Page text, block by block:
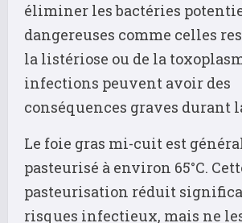
éliminer les bactéries
dangereuses comme celles
la listériose ou de la
infections peuvent avoir des
conséquences graves durant
Le foie gras mi-cuit est
pasteurisé à environ 65°C.
pasteurisation réduit
risques infectieux, mais ne